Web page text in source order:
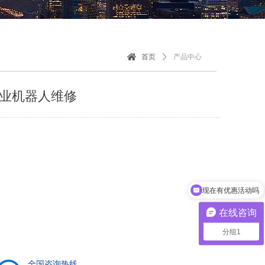
首页 ꄲ 产品中心
机器人维修
在线咨询
分组1
现在有优惠活动吗